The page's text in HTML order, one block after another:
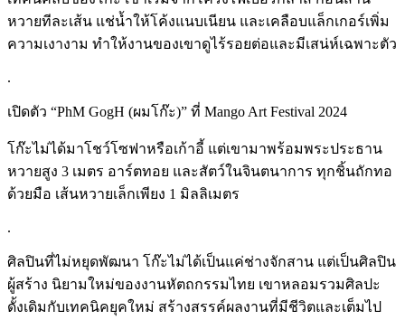
หวายทีละเส้น แช่น้ำให้โค้งแนบเนียน และเคลือบแล็กเกอร์เพิ่ม
ความเงางาม ทำให้งานของเขาดูไร้รอยต่อและมีเสน่ห์เฉพาะตัว
.
เปิดตัว “PhM GogH (ผมโก๊ะ)” ที่ Mango Art Festival 2024
โก๊ะไม่ได้มาโชว์โซฟาหรือเก้าอี้ แต่เขามาพร้อมพระประธาน
หวายสูง 3 เมตร อาร์ตทอย และสัตว์ในจินตนาการ ทุกชิ้นถักทอ
ด้วยมือ เส้นหวายเล็กเพียง 1 มิลลิเมตร
.
ศิลปินที่ไม่หยุดพัฒนา โก๊ะไม่ได้เป็นแค่ช่างจักสาน แต่เป็นศิลปิน
ผู้สร้าง นิยามใหม่ของงานหัตถกรรมไทย เขาหลอมรวมศิลปะ
ดั้งเดิมกับเทคนิคยุคใหม่ สร้างสรรค์ผลงานที่มีชีวิตและเต็มไป